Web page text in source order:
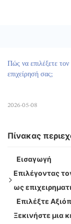
Πώς να επιλέξετε
επιχείρησή σας;
2026-05-08
Πίνακας
Εισαγωγή
Επιλέγοντας
ως
1.
2.
Επιλέξτε
Ξεκινήστε μια